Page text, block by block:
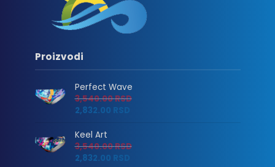
Proizvodi
Perfect Wave
3,540.00RSD
2,832.00 RSD
Keel Art
3,540.00RSD
2,832.00 RSD